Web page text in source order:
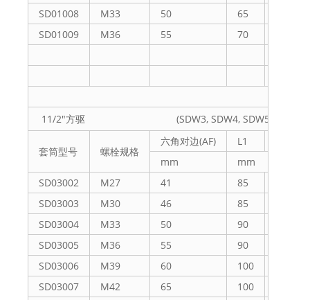
SD01008
M33 50 65
SD01009
M36 55 70
11/2"方驱 (SDW3, SDW4, SDW5)扭矩扳手
套筒型号 螺栓规格
六角对边(AF) L1
mm
mm
SD03002
M27 41 85
SD03003
M30 46 85
SD03004
M33 50 90
SD03005
M36 55 90
SD03006
M39 60 100
SD03007
M42 65 100